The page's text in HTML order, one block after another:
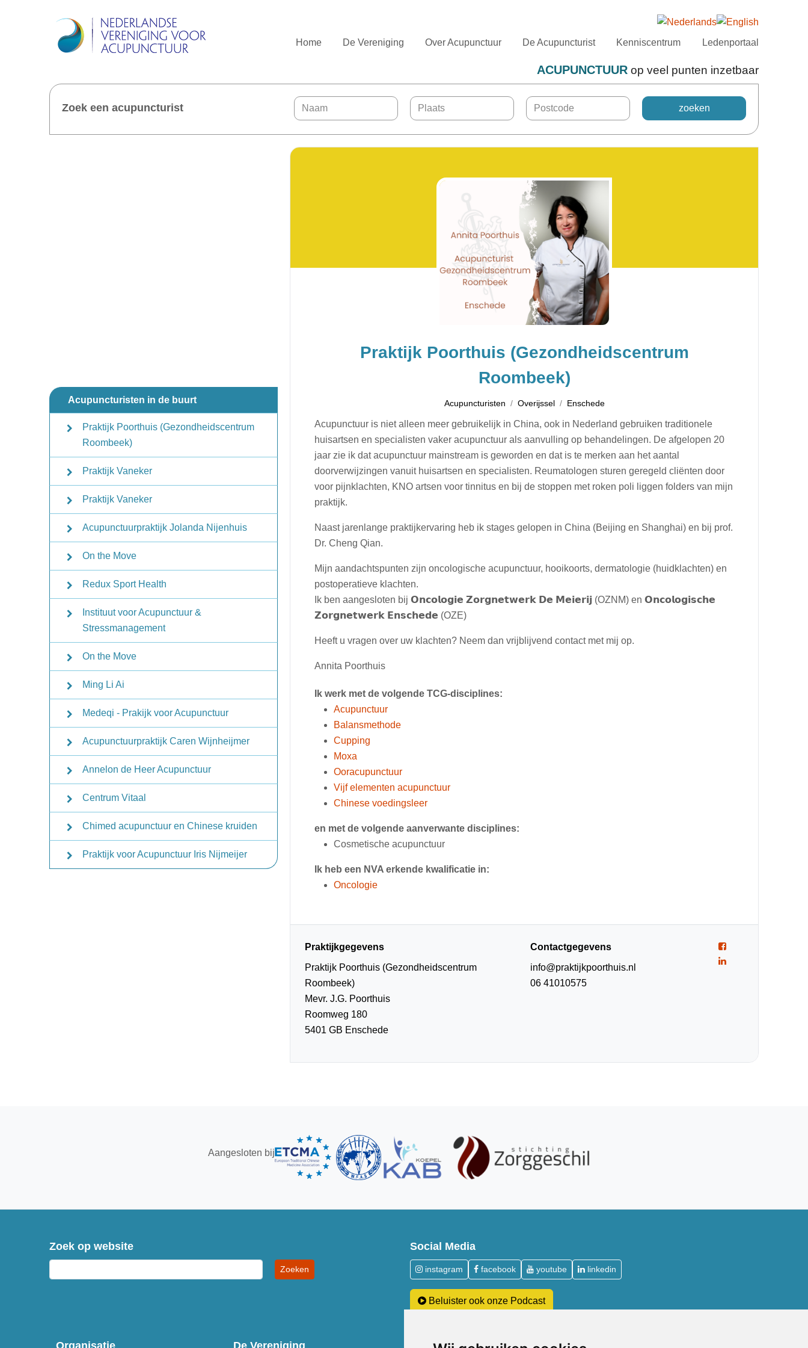
Home De Vereniging Over Acupunctuur De Acupuncturist Kenniscentrum Ledenportaal
ACUPUNCTUURop veel punten inzetbaar
Zoek een acupuncturist
Acupuncturisten in de buurt
Praktijk Poorthuis (Gezondheidscentrum
Roombeek)
Praktijk Vaneker
Praktijk Vaneker
Acupunctuurpraktijk Jolanda Nijenhuis
On the Move
Redux Sport Health
Instituut voor Acupunctuur &
Stressmanagement
On the Move
Ming Li Ai
Medeqi - Prakijk voor Acupunctuur
Acupunctuurpraktijk Caren Wijnheijmer
Annelon de Heer Acupunctuur
Centrum Vitaal
Chimed acupunctuur en Chinese kruiden
Praktijk voor Acupunctuur Iris Nijmeijer
Praktijk Poorthuis (Gezondheidscentrum
Roombeek)
Acupuncturisten Overijssel Enschede
Acupunctuur is niet alleen meer gebruikelijk in China, ook in Nederland gebruiken traditionele
huisartsen en specialisten vaker acupunctuur als aanvulling op behandelingen. De afgelopen 20
jaar zie ik dat acupunctuur mainstream is geworden en dat is te merken aan het aantal
doorverwijzingen vanuit huisartsen en specialisten. Reumatologen sturen geregeld cliënten door
voor pijnklachten, KNO artsen voor tinnitus en bij de stoppen met roken poli liggen folders van mijn
praktijk.
Naast jarenlange praktijkervaring heb ik stages gelopen in China (Beijing en Shanghai) en bij prof.
Dr. Cheng Qian.
Mijn aandachtspunten zijn oncologische acupunctuur, hooikoorts, dermatologie (huidklachten) en
postoperatieve klachten.
Ik ben aangesloten bij 𝗢𝗻𝗰𝗼𝗹𝗼𝗴𝗶𝗲 𝗭𝗼𝗿𝗴𝗻𝗲𝘁𝘄𝗲𝗿𝗸 𝗗𝗲 𝗠𝗲𝗶𝗲𝗿𝗶𝗷 (OZNM) en 𝗢𝗻𝗰𝗼𝗹𝗼𝗴𝗶𝘀𝗰𝗵𝗲
𝗭𝗼𝗿𝗴𝗻𝗲𝘁𝘄𝗲𝗿𝗸 𝗘𝗻𝘀𝗰𝗵𝗲𝗱𝗲 (OZE)
Heeft u vragen over uw klachten? Neem dan vrijblijvend contact met mij op.
Annita Poorthuis
Ik werk met de volgende TCG-disciplines:
Acupunctuur
Balansmethode
Cupping
Moxa
Ooracupunctuur
Vijf elementen acupunctuur
Chinese voedingsleer
en met de volgende aanverwante disciplines:
Cosmetische acupunctuur
Ik heb een NVA erkende kwalificatie in:
Oncologie
Praktijkgegevens
Praktijk Poorthuis (Gezondheidscentrum
Roombeek)
Mevr. J.G. Poorthuis
Roomweg 180
5401 GB Enschede
Contactgegevens
info@praktijkpoorthuis.nl
06 41010575
Aangesloten bij
Zoek op website Social Media
instagram facebook youtube linkedin
Beluister ook onze Podcast